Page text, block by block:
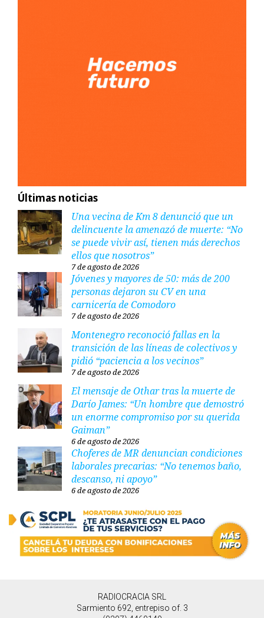
Últimas noticias
Una vecina de Km 8 denunció que un
delincuente la amenazó de muerte: “No
se puede vivir así, tienen más derechos
ellos que nosotros”
7 de agosto de 2026
Jóvenes y mayores de 50: más de 200
personas dejaron su CV en una
carnicería de Comodoro
7 de agosto de 2026
Montenegro reconoció fallas en la
transición de las líneas de colectivos y
pidió “paciencia a los vecinos”
7 de agosto de 2026
El mensaje de Othar tras la muerte de
Darío James: “Un hombre que demostró
un enorme compromiso por su querida
Gaiman”
6 de agosto de 2026
Choferes de MR denuncian condiciones
laborales precarias: “No tenemos baño,
descanso, ni apoyo”
6 de agosto de 2026
RADIOCRACIA SRL
Sarmiento 692, entrepiso of. 3